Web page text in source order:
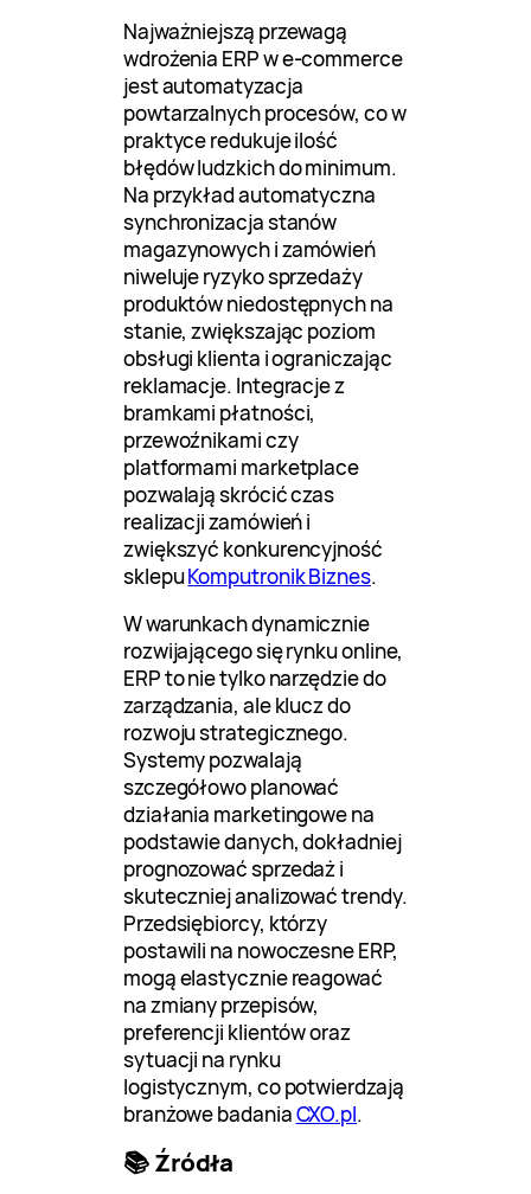
Najważniejszą przewagą
wdrożenia ERP w e-commerce
jest automatyzacja
powtarzalnych procesów, co w
praktyce redukuje ilość
błędów ludzkich do minimum.
Na przykład automatyczna
synchronizacja stanów
magazynowych i zamówień
niweluje ryzyko sprzedaży
produktów niedostępnych na
stanie, zwiększając poziom
obsługi klienta i ograniczając
reklamacje. Integracje z
bramkami płatności,
przewoźnikami czy
platformami marketplace
pozwalają skrócić czas
realizacji zamówień i
zwiększyć konkurencyjność
sklepuKomputronik Biznes.
W warunkach dynamicznie
rozwijającego się rynku online,
ERP to nie tylko narzędzie do
zarządzania, ale klucz do
rozwoju strategicznego.
Systemy pozwalają
szczegółowo planować
działania marketingowe na
podstawie danych, dokładniej
prognozować sprzedaż i
skuteczniej analizować trendy.
Przedsiębiorcy, którzy
postawili na nowoczesne ERP,
mogą elastycznie reagować
na zmiany przepisów,
preferencji klientów oraz
sytuacji na rynku
logistycznym, co potwierdzają
branżowe badaniaCXO.pl.
📚 Źródła